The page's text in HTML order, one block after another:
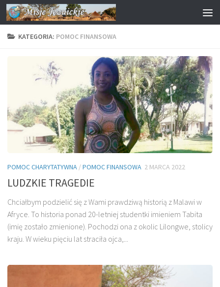
Przejdź do treści
KATEGORIA: POMOC FINANSOWA
POMOC CHARYTATYWNA /POMOC FINANSOWA 2 MARCA 2022
LUDZKIE TRAGEDIE
Chciałbym podzielić się z Wami prawdziwą historią z Malawi w
Afryce. To historia ponad 20-letniej studentki imieniem Tabita
(imię zostało zmienione). Pochodzi ona z okolic Lilongwe, stolicy
kraju. W wieku pięciu lat straciła ojca,...